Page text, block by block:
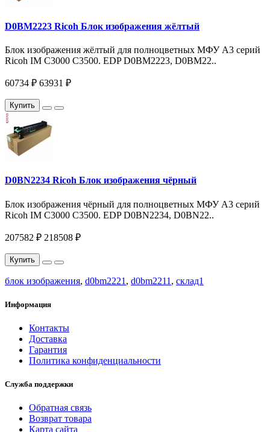
D0BM2223 Ricoh Блок изображения жёлтый
Блок изображения жёлтый для полноцветных МФУ A3 серий
Ricoh IM C3000 С3500. EDP D0BM2223, D0BM22..
60734 ₽ 63931 ₽
Купить
D0BN2234 Ricoh Блок изображения чёрный
Блок изображения чёрный для полноцветных МФУ A3 серий
Ricoh IM C3000 С3500. EDP D0BN2234, D0BN22..
207582 ₽ 218508 ₽
Купить
блок изображения, d0bm2221 , d0bm2211 , склад1
Информация
Контакты
Доставка
Гарантия
Политика конфиденциальности
Служба поддержки
Обратная связь
Возврат товара
Карта сайта